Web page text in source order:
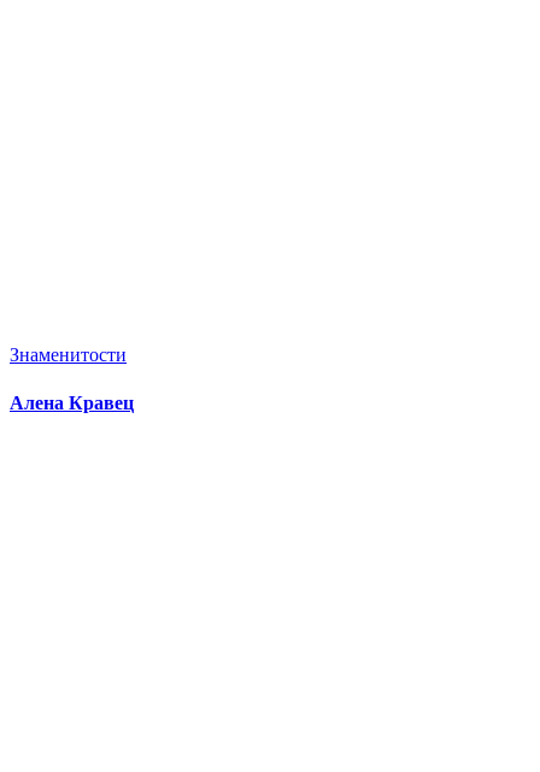
Знаменитости
Алена Кравец